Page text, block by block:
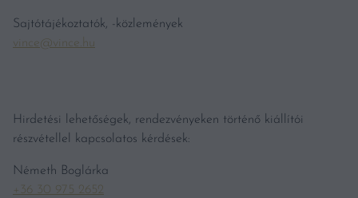
Sajtótájékoztatók, -közlemények
vince@vince.hu
Hirdetési lehetőségek, rendezvényeken történő kiállítói
részvétellel kapcsolatos kérdések:
Németh Boglárka
+36 30 975 2652